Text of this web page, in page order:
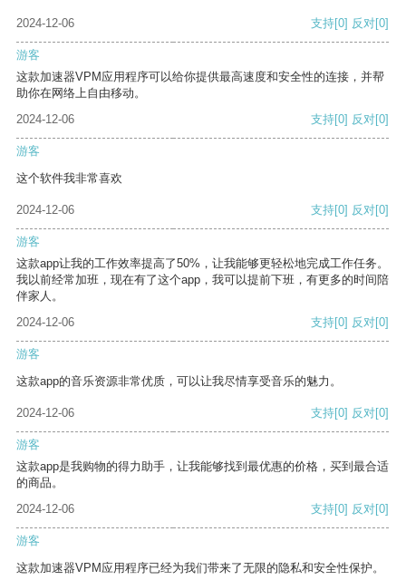
2024-12-06 支持[0] 反对[0]
游客
这款加速器VPM应用程序可以给你提供最高速度和安全性的连接，并帮
助你在网络上自由移动。
2024-12-06
支持[0] 反对[0]
游客
这个软件我非常喜欢
2024-12-06 支持[0] 反对[0]
游客
这款app让我的工作效率提高了50%，让我能够更轻松地完成工作任务。
我以前经常加班，现在有了这个app，我可以提前下班，有更多的时间陪
伴家人。
2024-12-06
支持[0] 反对[0]
游客
这款app的音乐资源非常优质，可以让我尽情享受音乐的魅力。
2024-12-06 支持[0] 反对[0]
游客
这款app是我购物的得力助手，让我能够找到最优惠的价格，买到最合适
的商品。
2024-12-06
支持[0] 反对[0]
游客
这款加速器VPM应用程序已经为我们带来了无限的隐私和安全性保护。